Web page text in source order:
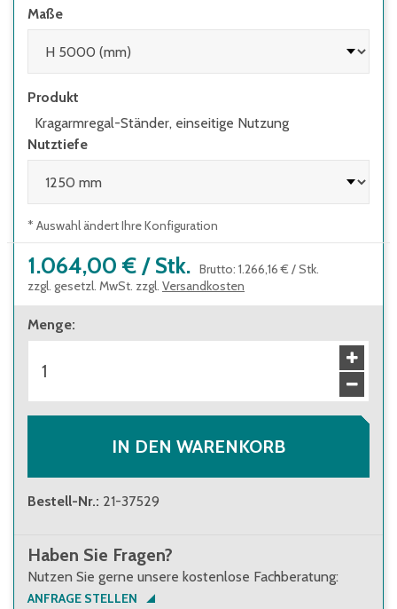
Maße
Produkt
Kragarmregal-Ständer, einseitige Nutzung
Nutztiefe
* Auswahl ändert Ihre Konfiguration
1.064,00 € / Stk. Brutto: 1.266,16 € /Stk.
zzgl. gesetzl. MwSt. zzgl. Versandkosten
Menge:
IN DEN WARENKORB
Bestell-Nr.: 21-37529
Haben Sie Fragen?
Nutzen Sie gerne unsere kostenlose Fachberatung:
ANFRAGE STELLEN